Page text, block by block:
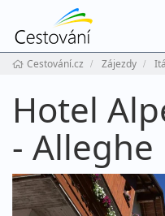
Cestování.cz Zájezdy
Hotel
- Alleghe